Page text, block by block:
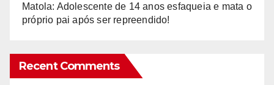
Matola: Adolescente de 14 anos esfaqueia e mata o
próprio pai após ser repreendido!
Recent Comments